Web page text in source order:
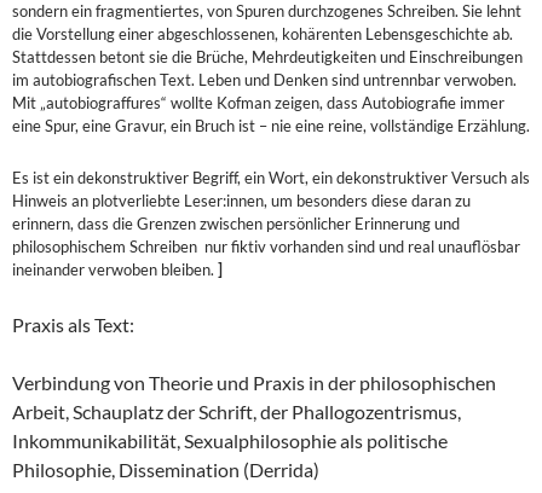
sondern ein fragmentiertes, von Spuren durchzogenes Schreiben. Sie lehnt
die Vorstellung einer abgeschlossenen, kohärenten Lebensgeschichte ab.
Stattdessen betont sie die Brüche, Mehrdeutigkeiten und Einschreibungen
im autobiografischen Text. Leben und Denken sind untrennbar verwoben.
Mit „autobiograffures“ wollte Kofman zeigen, dass Autobiografie immer
eine Spur, eine Gravur, ein Bruch ist – nie eine reine, vollständige Erzählung.
Es ist ein dekonstruktiver Begriff, ein Wort, ein dekonstruktiver Versuch als
Hinweis an plotverliebte Leser:innen, um besonders diese daran zu
erinnern, dass die Grenzen zwischen persönlicher Erinnerung und
philosophischem Schreiben nur fiktiv vorhanden sind und real unauflösbar
ineinander verwoben bleiben. ]
Praxis als Text:
Verbindung von Theorie und Praxis in der philosophischen
Arbeit, Schauplatz der Schrift, der Phallogozentrismus,
Inkommunikabilität, Sexualphilosophie als politische
Philosophie, Dissemination (Derrida)